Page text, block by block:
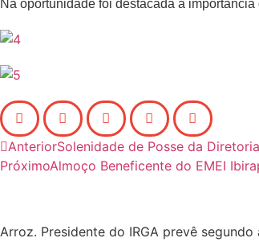
Na oportunidade foi destacada a
AnteriorSolenidade de Posse da
PróximoAlmoço Beneficente do EMEI
Arroz. Presidente do IRGA prevê segundo